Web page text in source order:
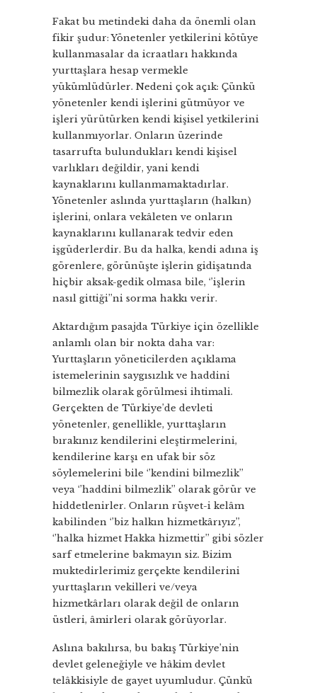
Fakat bu metindeki daha da önemli olan
fikir şudur: Yönetenler yetkilerini kötüye
kullanmasalar da icraatları hakkında
yurttaşlara hesap vermekle
yükümlüdürler. Nedeni çok açık: Çünkü
yönetenler kendi işlerini gütmüyor ve
işleri yürütürken kendi kişisel yetkilerini
kullanmıyorlar. Onların üzerinde
tasarrufta bulundukları kendi kişisel
varlıkları değildir, yani kendi
kaynaklarını kullanmamaktadırlar.
Yönetenler aslında yurttaşların (halkın)
işlerini, onlara vekâleten ve onların
kaynaklarını kullanarak tedvir eden
işgüderlerdir. Bu da halka, kendi adına iş
görenlere, görünüşte işlerin gidişatında
hiçbir aksak-gedik olmasa bile, ‘’işlerin
nasıl gittiği’’ni sorma hakkı verir.
Aktardığım pasajda Türkiye için özellikle
anlamlı olan bir nokta daha var:
Yurttaşların yöneticilerden açıklama
istemelerinin saygısızlık ve haddini
bilmezlik olarak görülmesi ihtimali.
Gerçekten de Türkiye’de devleti
yönetenler, genellikle, yurttaşların
bırakınız kendilerini eleştirmelerini,
kendilerine karşı en ufak bir söz
söylemelerini bile ‘’kendini bilmezlik’’
veya ‘’haddini bilmezlik’’ olarak görür ve
hiddetlenirler. Onların rüşvet-i kelâm
kabilinden ‘’biz halkın hizmetkârıyız’’,
‘’halka hizmet Hakka hizmettir’’ gibi sözler
sarf etmelerine bakmayın siz. Bizim
muktedirlerimiz gerçekte kendilerini
yurttaşların vekilleri ve/veya
hizmetkârları olarak değil de onların
üstleri, âmirleri olarak görüyorlar.
Aslına bakılırsa, bu bakış Türkiye’nin
devlet geleneğiyle ve hâkim devlet
telâkkisiyle de gayet uyumludur. Çünkü